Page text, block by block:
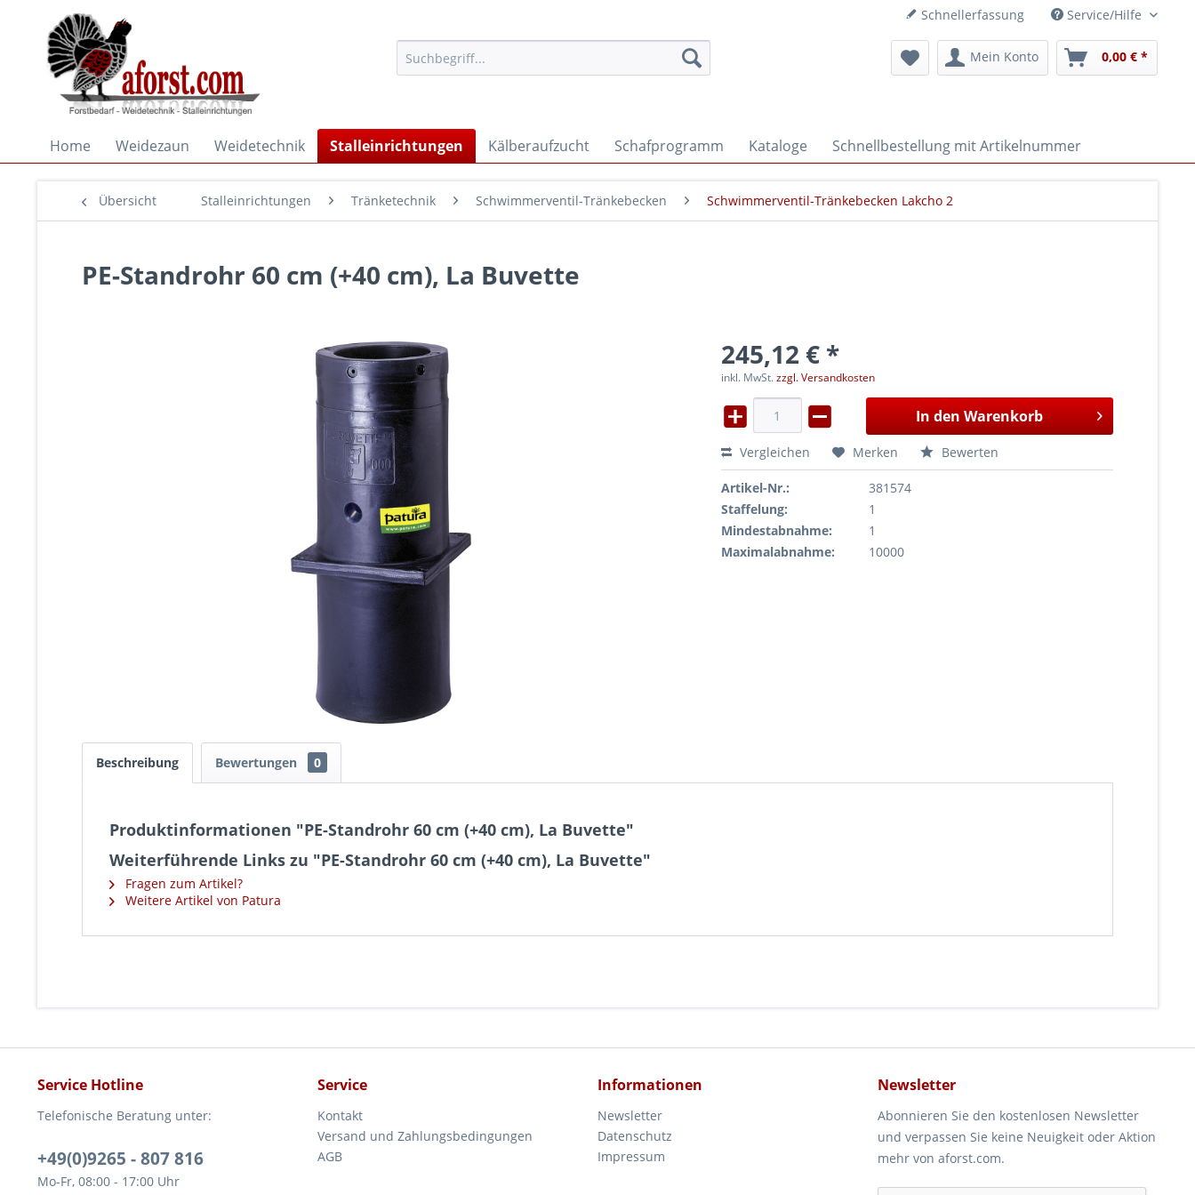
Schnellerfassung Service/Hilfe
Mein Konto 0,00 € *
Home Weidezaun Weidetechnik Stalleinrichtungen Kälberaufzucht Schafprogramm Kataloge Schnellbestellung mit Artikelnummer
Übersicht Stalleinrichtungen Tränketechnik Schwimmerventil-Tränkebecken Schwimmerventil-Tränkebecken Lakcho 2
PE-Standrohr 60 cm (+40 cm), La Buvette
245,12 € *
inkl. MwSt.zzgl. Versandkosten
In den Warenkorb
Vergleichen Merken Bewerten
Artikel-Nr.:
381574
Staffelung:
1
Mindestabnahme:
1
Maximalabnahme:
10000
Beschreibung Bewertungen 0
Produktinformationen "PE-Standrohr 60 cm (+40 cm), La Buvette"
Weiterführende Links zu "PE-Standrohr 60 cm (+40 cm), La Buvette"
Fragen zum Artikel?
Weitere Artikel von Patura
Service Hotline
Telefonische Beratung unter:
+49(0)9265 - 807 816
Mo-Fr, 08:00 - 17:00 Uhr
Service
Kontakt
Versand und Zahlungsbedingungen
AGB
Informationen
Newsletter
Datenschutz
Impressum
Newsletter
Abonnieren Sie den kostenlosen Newsletter
und verpassen Sie keine Neuigkeit oder Aktion
mehr von aforst.com.